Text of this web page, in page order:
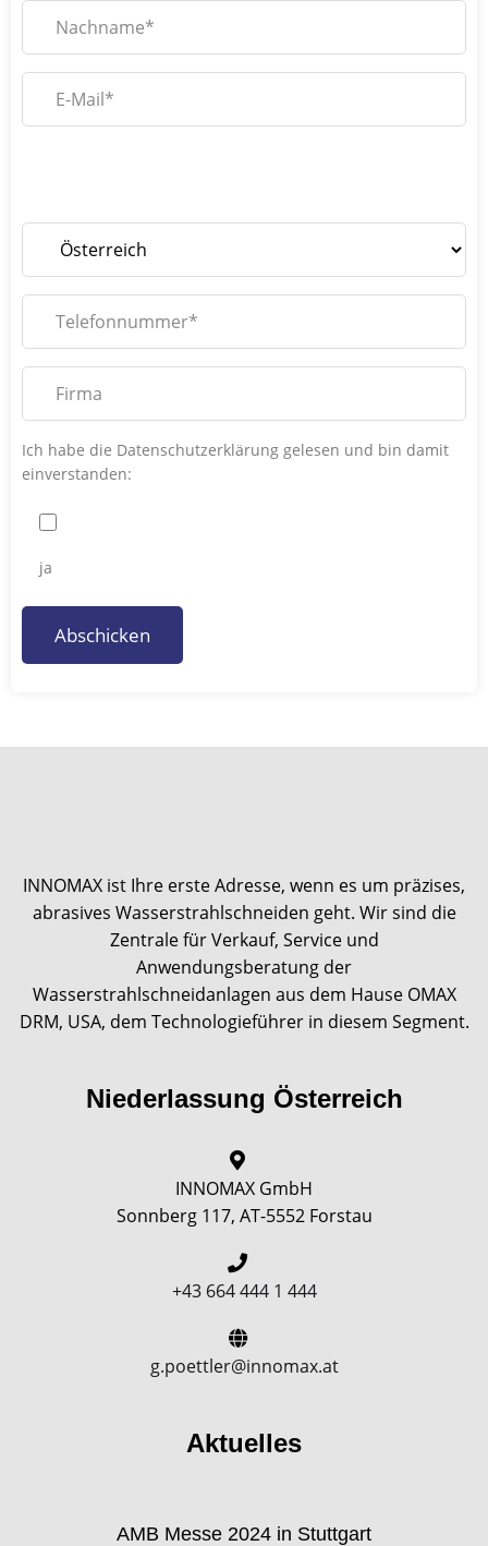
dieses
leer.
dieses
Feld
lassen
Ich habe die Datenschutzerklärung gelesen und bin damit
einverstanden:
ja
Abschicken
INNOMAX ist Ihre erste Adresse, wenn es um präzises,
abrasives Wasserstrahlschneiden geht. Wir sind die
Zentrale für Verkauf, Service und
Anwendungsberatung der
Wasserstrahlschneidanlagen aus dem Hause OMAX
DRM, USA, dem Technologieführer in diesem Segment.
Niederlassung Österreich
INNOMAX GmbH
Sonnberg 117, AT-5552 Forstau
+43 664 444 1 444
g.poettler@innomax.at
Aktuelles
AMB Messe 2024 in Stuttgart